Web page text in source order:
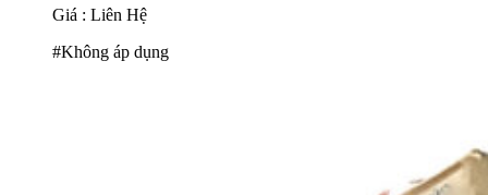
Giá : Liên Hệ
#Không áp dụng